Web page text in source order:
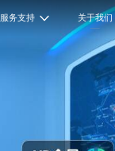
服务支持 关于我们